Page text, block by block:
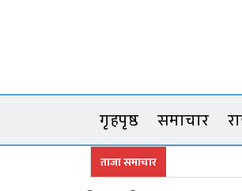
गृहपृष्ठ समाचार
ताजा समाचार